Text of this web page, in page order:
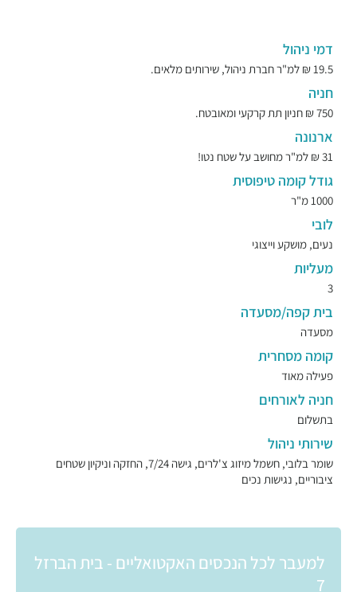
דמי ניהול
19.5 ₪ למ"ר חברת ניהול, שירותים מלאים.
חניה
750 ₪ חניון תת קרקעי ומאובטח.
ארנונה
31 ₪ למ"ר מחושב על שטח נטו!
גודל קומה טיפוסית
1000 מ"ר
לובי
נעים, מושקע וייצוגי
מעליות
3
בית קפה/מסעדה
מסעדה
קומה מסחרית
פעילה מאוד
חניה לאורחים
בתשלום
שירותי ניהול
שומר בלובי, חשמל מיזוג צ'לרים, גישה 7/24, החזקה וניקיון שטחים
ציבוריים, נגישות נכים
למעבר לכל הנכסים האקטואליים - בית הברזל
7